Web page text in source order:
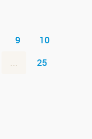
9
10
...
25